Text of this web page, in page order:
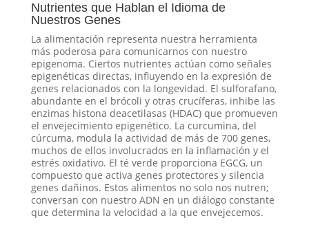
Nutrientes que Hablan el Idioma de
Nuestros Genes
La alimentación representa nuestra herramienta
más poderosa para comunicarnos con nuestro
epigenoma. Ciertos nutrientes actúan como señales
epigenéticas directas, influyendo en la expresión de
genes relacionados con la longevidad. El sulforafano,
abundante en el brócoli y otras crucíferas, inhibe las
enzimas histona deacetilasas (HDAC) que promueven
el envejecimiento epigenético. La curcumina, del
cúrcuma, modula la actividad de más de 700 genes,
muchos de ellos involucrados en la inflamación y el
estrés oxidativo. El té verde proporciona EGCG, un
compuesto que activa genes protectores y silencia
genes dañinos. Estos alimentos no solo nos nutren;
conversan con nuestro ADN en un diálogo constante
que determina la velocidad a la que envejecemos.